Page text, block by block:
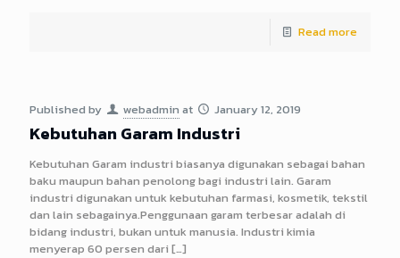
Read more
Published by webadmin at January 12, 2019
Kebutuhan Garam Industri
Kebutuhan Garam industri biasanya digunakan sebagai bahan
baku maupun bahan penolong bagi industri lain. Garam
industri digunakan untuk kebutuhan farmasi, kosmetik, tekstil
dan lain sebagainya.Penggunaan garam terbesar adalah di
bidang industri, bukan untuk manusia. Industri kimia
menyerap 60 persen dari […]